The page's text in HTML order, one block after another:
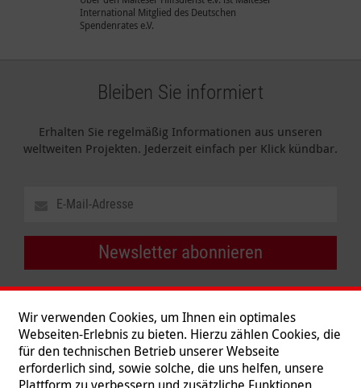
International Mitglied des Deutschen
Spendenrates e.V.
Bleiben Sie informiert
Erhalten Sie regelmäßig Informationen aus unseren
weltweiten Projekten. Jederzeit einfach per Klick kündbar.
Newsletter abonnieren
Wir verwenden Cookies, um Ihnen ein optimales
Webseiten-Erlebnis zu bieten. Hierzu zählen Cookies, die
für den technischen Betrieb unserer Webseite
erforderlich sind, sowie solche, die uns helfen, unsere
Plattform zu verbessern und zusätzliche Funktionen